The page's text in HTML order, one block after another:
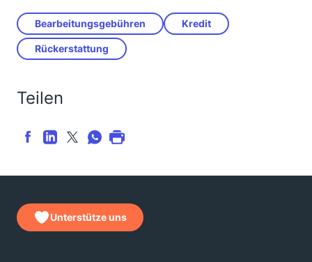
Bearbeitungsgebühren Kredit
Rückerstattung
Teilen
Unterstütze uns